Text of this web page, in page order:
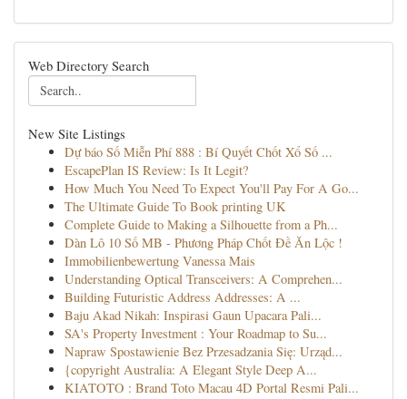
Web Directory Search
New Site Listings
Dự báo Số Miễn Phí 888 : Bí Quyết Chốt Xổ Số ...
EscapePlan IS Review: Is It Legit?
How Much You Need To Expect You'll Pay For A Go...
The Ultimate Guide To Book printing UK
Complete Guide to Making a Silhouette from a Ph...
Dàn Lô 10 Số MB - Phương Pháp Chốt Đề Ăn Lộc !
Immobilienbewertung Vanessa Mais
Understanding Optical Transceivers: A Comprehen...
Building Futuristic Address Addresses: A ...
Baju Akad Nikah: Inspirasi Gaun Upacara Pali...
SA's Property Investment : Your Roadmap to Su...
Napraw Spostawienie Bez Przesadzania Się: Urząd...
{copyright Australia: A Elegant Style Deep A...
KIATOTO : Brand Toto Macau 4D Portal Resmi Pali...